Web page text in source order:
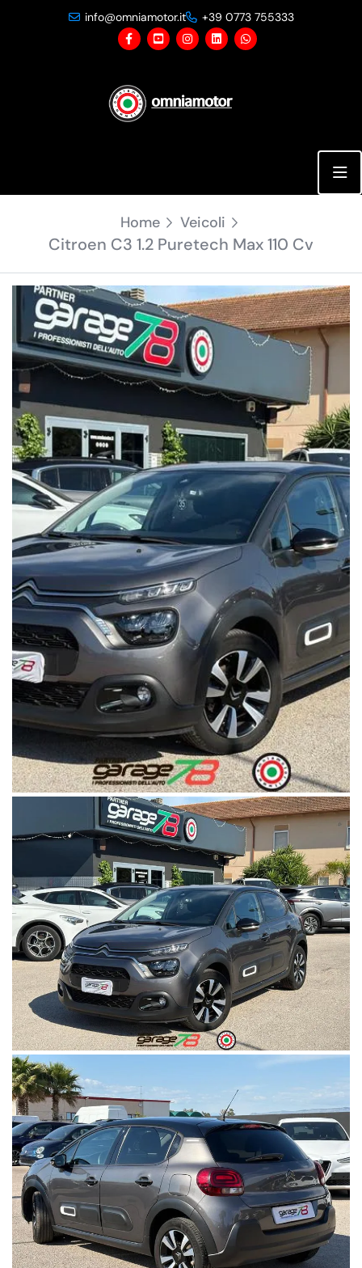
info@omniamotor.it +39 0773 755333
Home Veicoli
Citroen C3 1.2 Puretech Max 110 Cv